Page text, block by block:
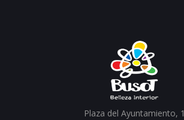
Plaza del Ayuntamiento, 1